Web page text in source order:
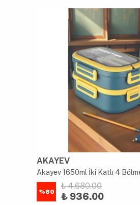
AKAYEV
%80
₺ 4,680.00
₺ 936.00